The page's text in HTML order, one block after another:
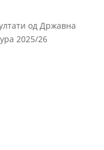
од Државна
2025/26